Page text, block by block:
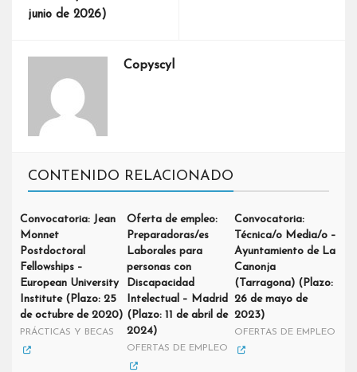
junio de 2026)
Copyscyl
CONTENIDO RELACIONADO
Convocatoria: Jean
Monnet
Postdoctoral
Fellowships –
European University
Institute (Plazo: 25
de octubre de 2020)
PRÁCTICAS Y BECAS
Oferta de empleo:
Preparadoras/es
Laborales para
personas con
Discapacidad
Intelectual – Madrid
(Plazo: 11 de abril de
2024)
OFERTAS DE EMPLEO
Convocatoria:
Técnica/o Media/o –
Ayuntamiento de La
Canonja
(Tarragona) (Plazo:
26 de mayo de
2023)
OFERTAS DE EMPLEO